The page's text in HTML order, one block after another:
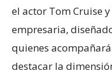
el actor Tom Cruise
empresaria,
quienes
destacar la